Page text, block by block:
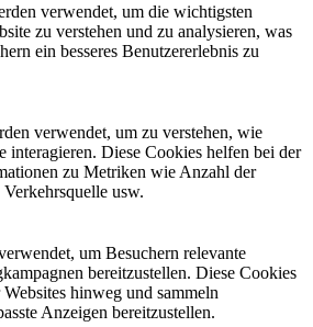
verwendet, um die wichtigsten
zu verstehen und zu analysieren, was
ein besseres Benutzererlebnis zu
verwendet, um zu verstehen, wie
interagieren. Diese Cookies helfen bei der
zu Metriken wie Anzahl der
usw.
um Besuchern relevante
bereitzustellen. Diese Cookies
hinweg und sammeln
Anzeigen bereitzustellen.